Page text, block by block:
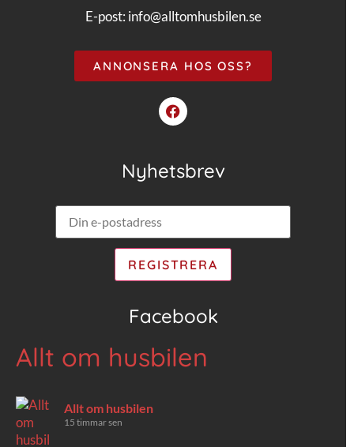
E-post: info@alltomhusbilen.se
ANNONSERA HOS OSS?
Nyhetsbrev
Facebook
Allt om husbilen
Allt om husbilen
15 timmar sen